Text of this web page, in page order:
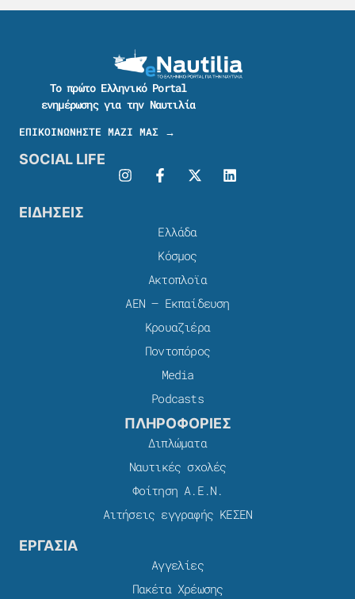
Το πρώτο Ελληνικό Portal
ενημέρωσης για την Ναυτιλία
ΕΠΙΚΟΙΝΩΝΗΣΤΕ ΜΑΖΙ ΜΑΣ →
SOCIAL LIFE
ΕΙΔΗΣΕΙΣ
Ελλάδα
Κόσμος
Ακτοπλοϊα
ΑΕΝ – Εκπαίδευση
Κρουαζιέρα
Ποντοπόρος
Media
Podcasts
ΠΛΗΡΟΦΟΡΙΕΣ
Διπλώματα
Ναυτικές σχολές
Φοίτηση Α.Ε.Ν.
Αιτήσεις εγγραφής ΚΕΣΕΝ
ΕΡΓΑΣΙΑ
Αγγελίες
Πακέτα Χρέωσης​